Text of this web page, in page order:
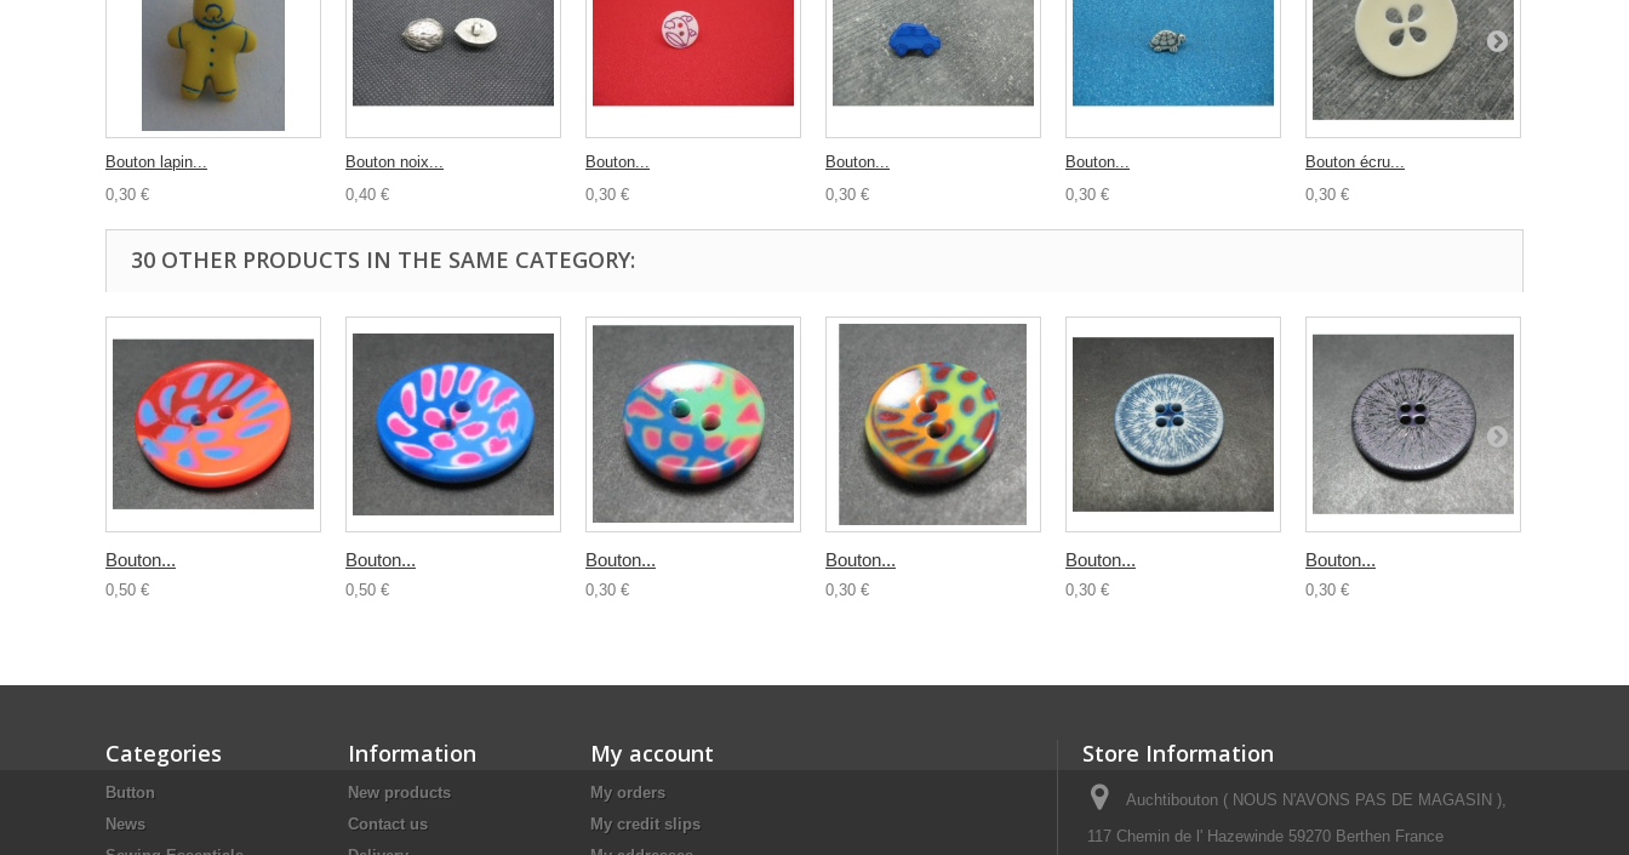
Bouton lapin...
0,30 €
Bouton noix...
0,40 €
Bouton...
0,30 €
Bouton...
0,30 €
Bouton...
0,30 €
Bouton écru...
0,30 €
30 OTHER PRODUCTS IN THE SAME CATEGORY:
Bouton...
0,50 €
Bouton...
0,50 €
Bouton...
0,30 €
Bouton...
0,30 €
Bouton...
0,30 €
Bouton...
0,30 €
Categories
Button
News
Information
New products
Contact us
My account
My orders
My credit slips
Store Information
Auchtibouton ( NOUS N'AVONS PAS DE MAGASIN ),
117 Chemin de l' Hazewinde 59270 Berthen France